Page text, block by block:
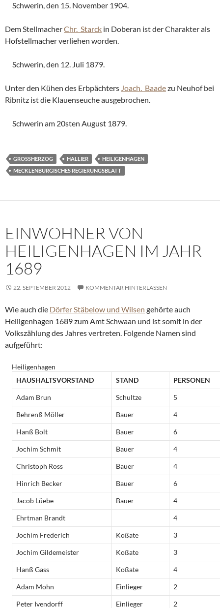
Schwerin, den 15. November 1904.
Dem StellmacherChr. Starck in Doberan ist der Charakter als
Hofstellmacher verliehen worden.
Schwerin, den 12. Juli 1879.
Unter den Kühen des Erbpächters Joach. Baadezu Neuhof bei
Ribnitz ist die Klauenseuche ausgebrochen.
Schwerin am 20sten August 1879.
GROSSHERZOG HALLIER
HEILIGENHAGEN
MECKLENBURGISCHES REGIERUNGSBLATT
EINWOHNER VON
HEILIGENHAGEN IM JAHR
1689
22. SEPTEMBER 2012 KOMMENTAR HINTERLASSEN
Wie auch die Dörfer Stäbelow und Wilsen gehörte auch
Heiligenhagen 1689 zum Amt Schwaan und ist somit in der
Volkszählung des Jahres vertreten. Folgende Namen sind
aufgeführt:
Heiligenhagen
HAUSHALTSVORSTAND
STAND PERSONEN
Adam Brun Schultze 5
Behrenß Möller Bauer 4
Hanß Bolt Bauer 6
Jochim Schmit Bauer 4
Christoph Ross Bauer 4
Hinrich Becker Bauer 6
Jacob Lüebe Bauer 4
Ehrtman Brandt 4
Jochim Frederich Koßate 3
Jochim Gildemeister Koßate 3
Hanß Gass Koßate 4
Adam Mohn Einlieger 2
Peter Ivendorff Einlieger 2